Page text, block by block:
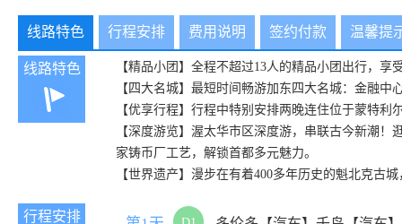
线路特色 行程安排 费用说明 签约付款 温馨提
线路特色
【精品小团】全程不超过13人的精品小团出行，
【四大名城】最短时间畅游加东四大名城：金融
【优享行程】行程中特别安排两晚连住位于蒙特
【深度游览】渥太华市区深度游，串联古今新潮
家铸币厂工艺，解锁首都多元魅力。
【世界遗产】漫步在有着400多年历史的魁北克古
行程安排